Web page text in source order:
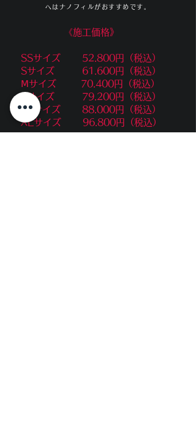
へはナノフィルがおすすめです。
《​施工価格》
SSサイズ 52.800円（税込）
Sサイズ 61.600円（税込）
Ⅿサイズ 70.400円（税込）
Lサイズ 79.200円（税込）
LLサイズ 88.000円（税込）
XLサイズ 96.800円（税込）